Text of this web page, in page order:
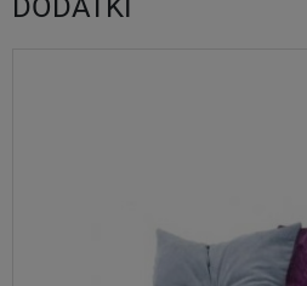
DODATKI